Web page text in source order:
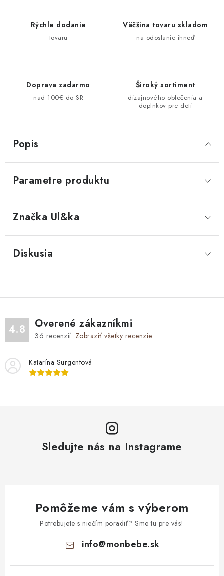
Rýchle dodanie
tovaru
Väčšina tovaru skladom
na odoslanie ihneď
Doprava zadarmo
nad 100€ do SR
Široký sortiment
dizajnového oblečenia a
doplnkov pre deti
Popis
Parametre produktu
Značka Ul&ka
Diskusia
4.8 Overené zákazníkmi
36 recenzií. Zobraziť všetky recenzie
Katarína Surgentová
Sledujte nás na Instagrame
Pomôžeme vám s výberom
Potrebujete s niečím poradiť? Sme tu pre vás!
info@monbebe.sk